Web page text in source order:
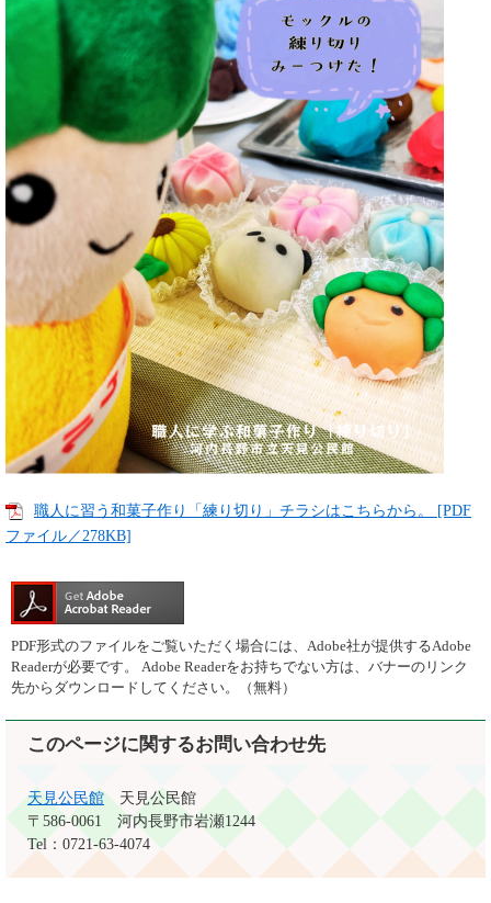
職人に習う和菓子作り「練り切り」チラシはこちらから。 [PDF
ファイル／278KB]
PDF形式のファイルをご覧いただく場合には、Adobe社が提供するAdobe
Readerが必要です。
Adobe Readerをお持ちでない方は、バナーのリンク
先からダウンロードしてください。（無料）
このページに関するお問い合わせ先
天見公民館
天見公民館
〒586-0061
河内長野市岩瀬1244
Tel：0721-63-4074